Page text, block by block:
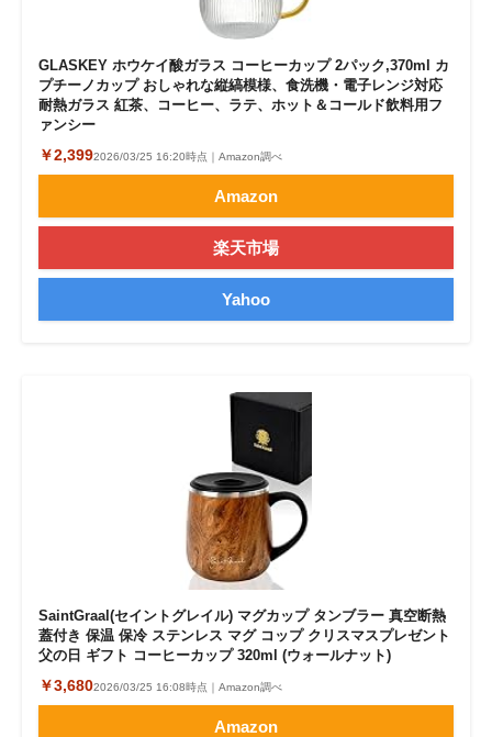
GLASKEY ホウケイ酸ガラス コーヒーカップ 2パック,370ml カ
プチーノカップ おしゃれな縦縞模様、食洗機・電子レンジ対応
耐熱ガラス 紅茶、コーヒー、ラテ、ホット＆コールド飲料用フ
ァンシー
￥2,3992026/03/25 16:20時点｜Amazon調べ
Amazon
楽天市場
Yahoo
SaintGraal(セイントグレイル) マグカップ タンブラー 真空断熱
蓋付き 保温 保冷 ステンレス マグ コップ クリスマスプレゼント
父の日 ギフト コーヒーカップ 320ml (ウォールナット)
￥3,6802026/03/25 16:08時点｜Amazon調べ
Amazon